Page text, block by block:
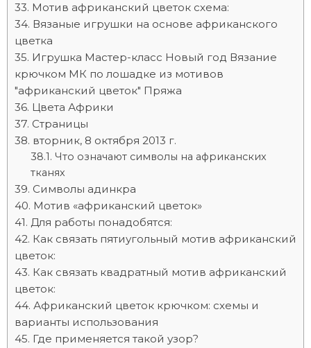
Мотив африканский цветок схема:
Вязаные игрушки на основе африканского
цветка
Игрушка Мастер-класс Новый год Вязание
крючком МК по лошадке из мотивов
"африканский цветок" Пряжа
Цвета Африки
Страницы
вторник, 8 октября 2013 г.
Что означают символы на африканских
тканях
Символы адинкра
Мотив «африканский цветок»
Для работы понадобятся:
Как связать пятиугольный мотив африканский
цветок:
Как связать квадратный мотив африканский
цветок:
Африканский цветок крючком: схемы и
варианты использования
Где применяется такой узор?